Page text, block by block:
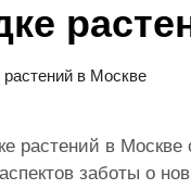
в Москве
растений в
заботы о